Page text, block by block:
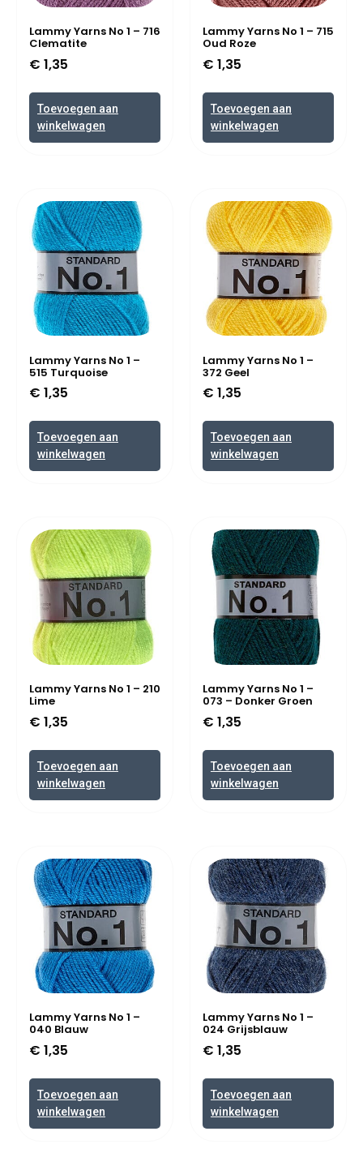
Lammy Yarns No 1 – 716
Clematite
€ 1,35
Toevoegen aan
winkelwagen
Lammy Yarns No 1 – 715
Oud Roze
€ 1,35
Toevoegen aan
winkelwagen
Lammy Yarns No 1 –
515 Turquoise
€ 1,35
Toevoegen aan
winkelwagen
Lammy Yarns No 1 –
372 Geel
€ 1,35
Toevoegen aan
winkelwagen
Lammy Yarns No 1 – 210
Lime
€ 1,35
Toevoegen aan
winkelwagen
Lammy Yarns No 1 –
073 – Donker Groen
€ 1,35
Toevoegen aan
winkelwagen
Lammy Yarns No 1 –
040 Blauw
€ 1,35
Toevoegen aan
winkelwagen
Lammy Yarns No 1 –
024 Grijsblauw
€ 1,35
Toevoegen aan
winkelwagen